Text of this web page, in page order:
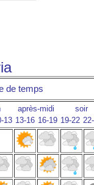
de temps
après-midi
soir
13 13-16 16-19 19-22